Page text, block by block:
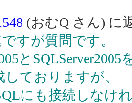
(おむQ さん) に
すが質問です。
と
しておりますが、
にも接続しなけ